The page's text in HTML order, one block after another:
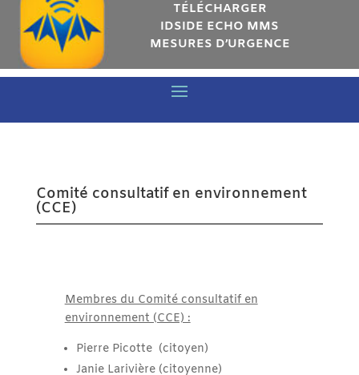
TÉLÉCHARGER
IDSIDE ECHO MMS
MESURES D’URGENCE
Comité consultatif en environnement
(CCE)
Membres du Comité consultatif en
environnement (CCE) :
Pierre Picotte (citoyen)
Janie Larivière (citoyenne)